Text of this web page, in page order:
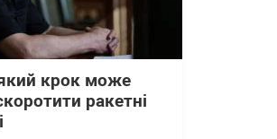
крок може
ракетні